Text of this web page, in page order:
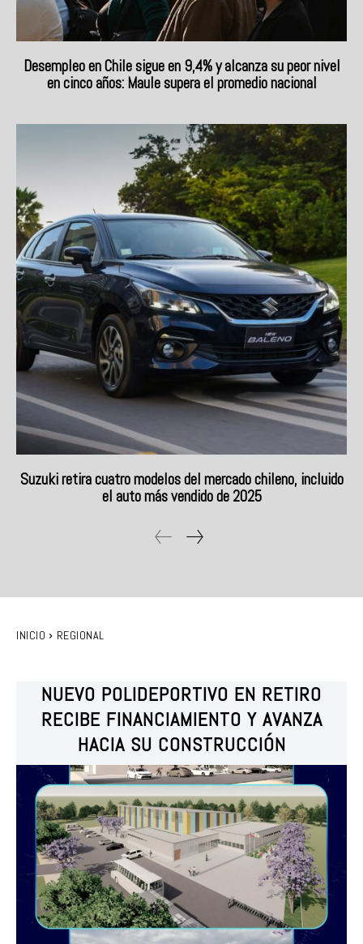
Desempleo en Chile sigue en 9,4% y alcanza su peor nivel
en cinco años: Maule supera el promedio nacional
Suzuki retira cuatro modelos del mercado chileno, incluido
el auto más vendido de 2025